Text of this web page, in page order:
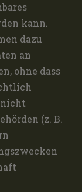
kann.
dazu
an
ohne dass
nicht
(z. B.